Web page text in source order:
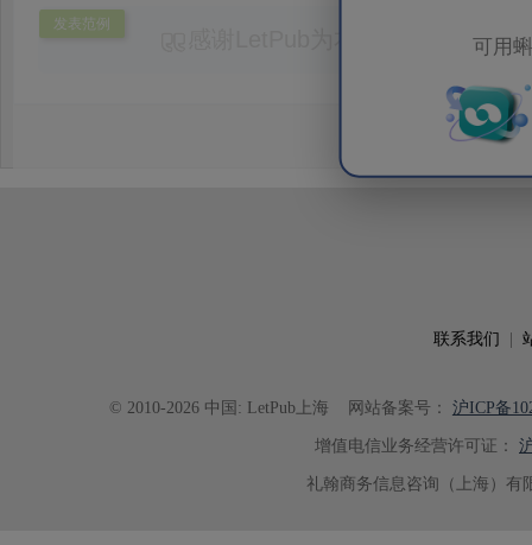
可用
发表范例
感谢LetPub为本论文提供专业
效应及界面电荷传输等研究内容，
论述逻辑进行了系统梳理，使研究
析及机理讨论之间的关系更加清晰
联系我们
© 2010-2026 中国: LetPub上海 网站备案号： 沪ICP备
增值电信业务经营许可证：
礼翰商务信息咨询（上海）